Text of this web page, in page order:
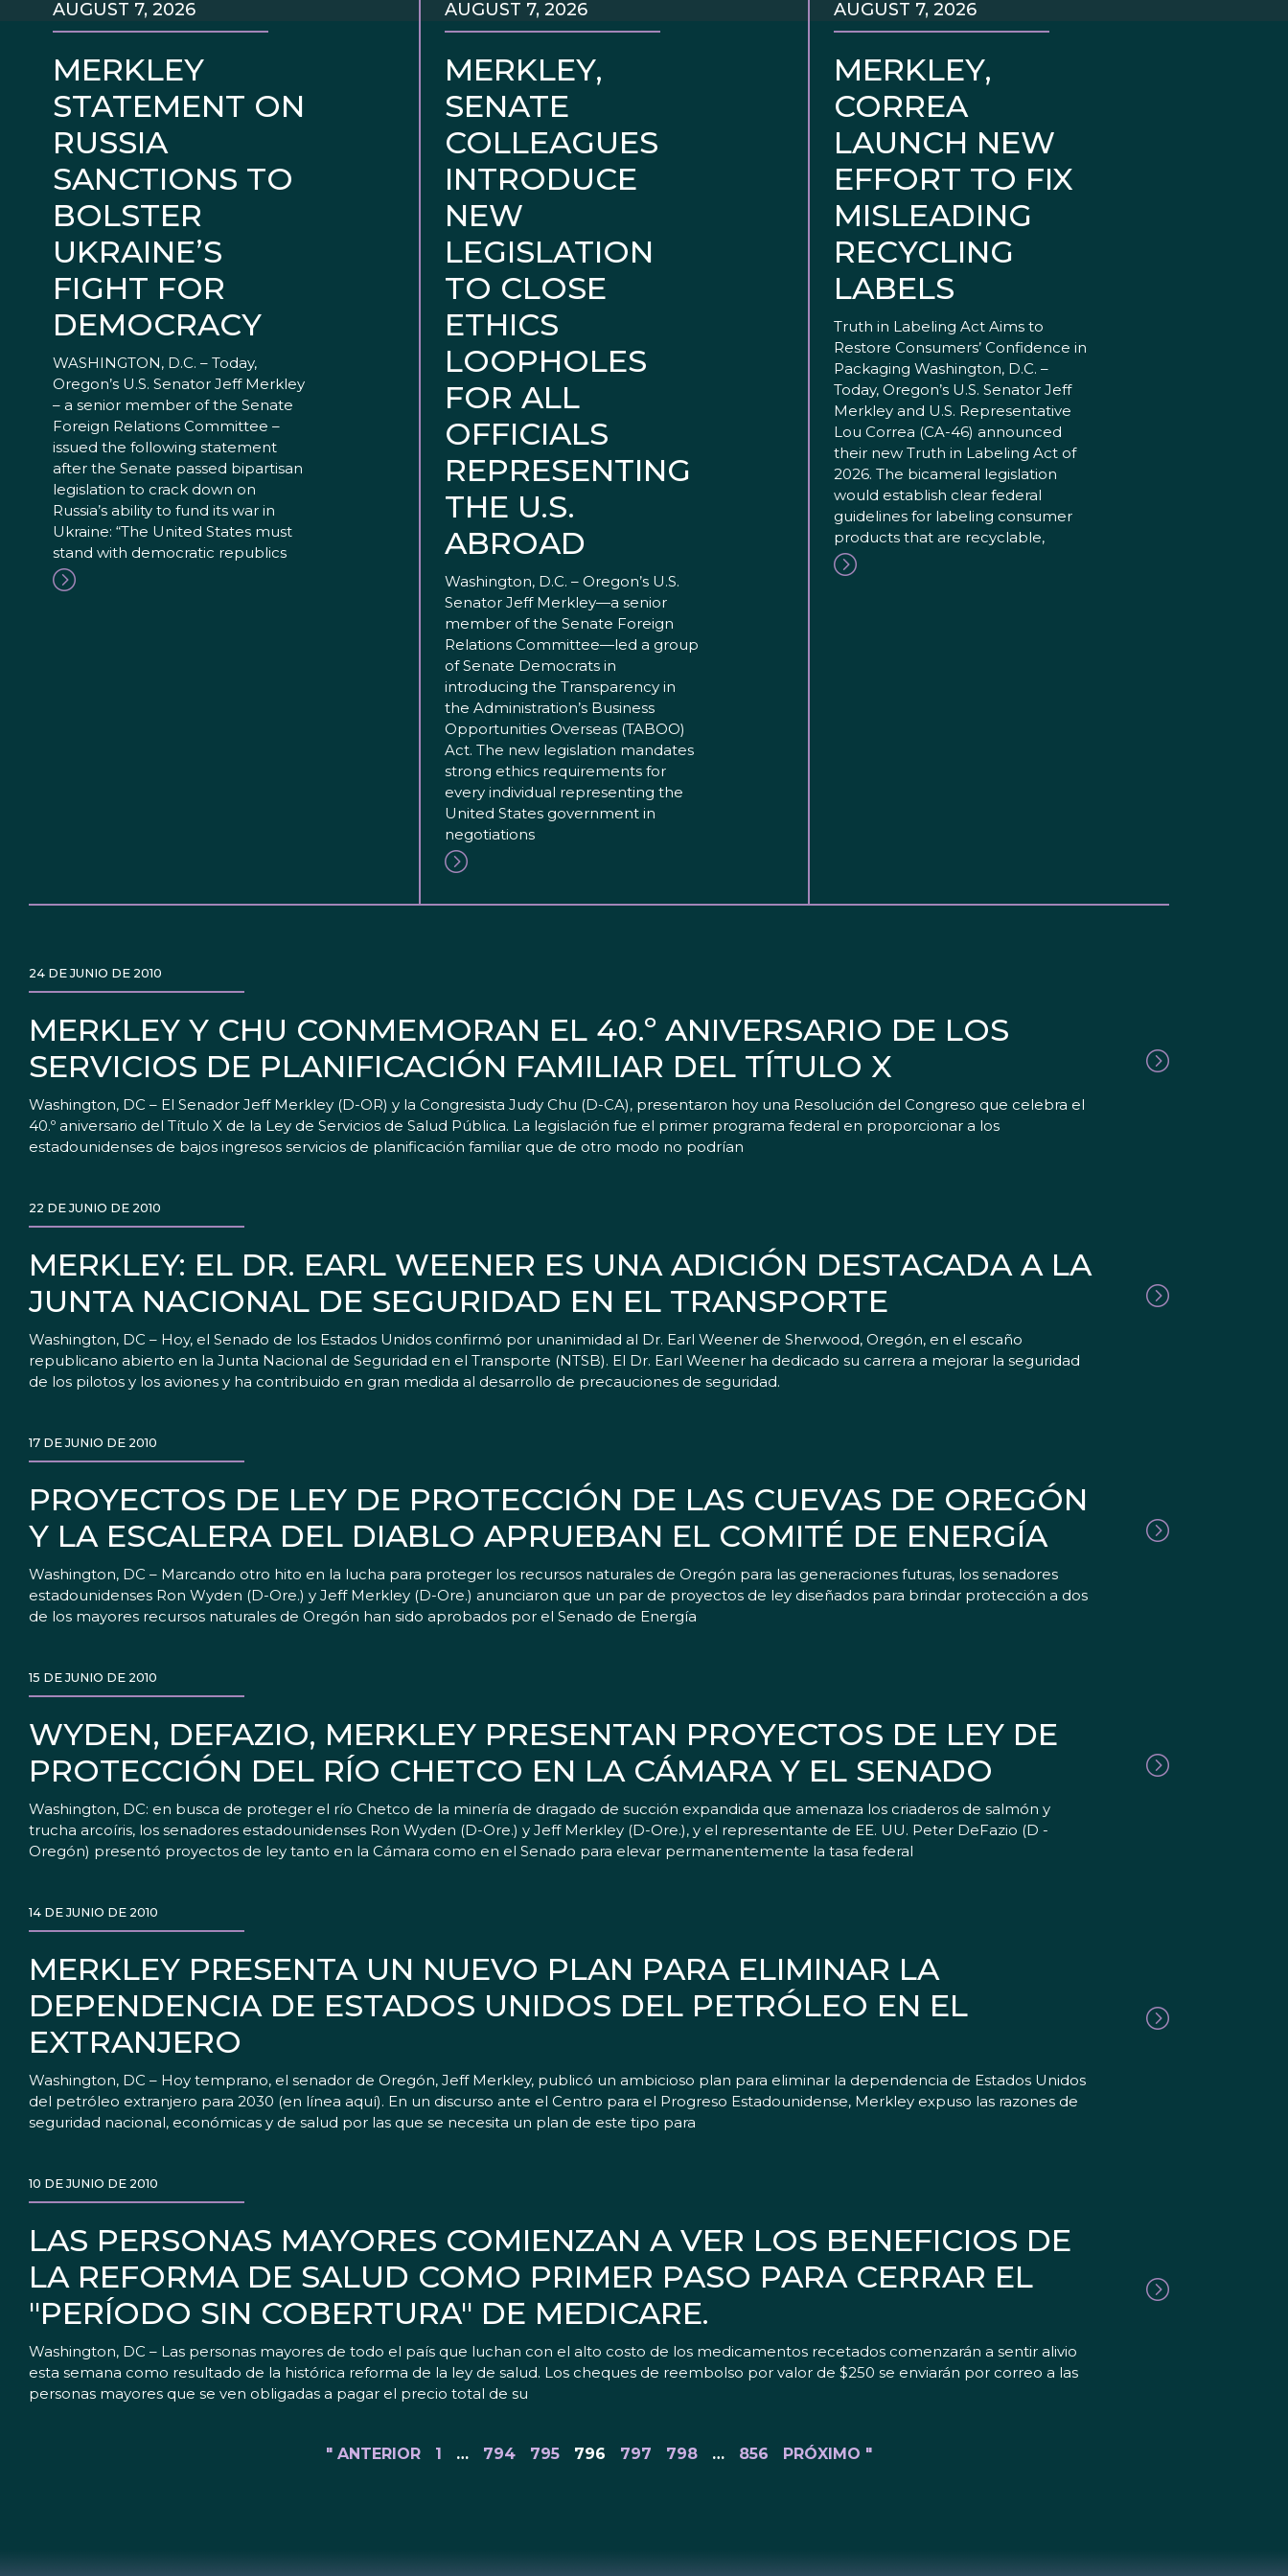
MERKLEY
STATEMENT ON
RUSSIA
SANCTIONS TO
BOLSTER
UKRAINE’S
FIGHT FOR
DEMOCRACY
AUGUST 7, 2026
WASHINGTON, D.C. – Today,
Oregon’s U.S. Senator Jeff Merkley
– a senior member of the Senate
Foreign Relations Committee –
issued the following statement
after the Senate passed bipartisan
legislation to crack down on
Russia’s ability to fund its war in
Ukraine: “The United States must
stand with democratic republics
MERKLEY,
SENATE
COLLEAGUES
INTRODUCE
NEW
LEGISLATION
TO CLOSE
ETHICS
LOOPHOLES
FOR ALL
OFFICIALS
REPRESENTING
THE U.S.
ABROAD
AUGUST 7, 2026
Washington, D.C. – Oregon’s U.S.
Senator Jeff Merkley—a senior
member of the Senate Foreign
Relations Committee—led a group
of Senate Democrats in
introducing the Transparency in
the Administration’s Business
Opportunities Overseas (TABOO)
Act. The new legislation mandates
strong ethics requirements for
every individual representing the
United States government in
negotiations
MERKLEY,
CORREA
LAUNCH NEW
EFFORT TO FIX
MISLEADING
RECYCLING
LABELS
AUGUST 7, 2026
Truth in Labeling Act Aims to
Restore Consumers’ Confidence in
Packaging Washington, D.C. –
Today, Oregon’s U.S. Senator Jeff
Merkley and U.S. Representative
Lou Correa (CA-46) announced
their new Truth in Labeling Act of
2026. The bicameral legislation
would establish clear federal
guidelines for labeling consumer
products that are recyclable,
MERKLEY Y CHU CONMEMORAN EL 40.º ANIVERSARIO DE LOS
SERVICIOS DE PLANIFICACIÓN FAMILIAR DEL TÍTULO X
24 DE JUNIO DE 2010
Washington, DC – El Senador Jeff Merkley (D-OR) y la Congresista Judy Chu (D-CA), presentaron hoy una Resolución del Congreso que celebra el
40.º aniversario del Título X de la Ley de Servicios de Salud Pública. La legislación fue el primer programa federal en proporcionar a los
estadounidenses de bajos ingresos servicios de planificación familiar que de otro modo no podrían
MERKLEY: EL DR. EARL WEENER ES UNA ADICIÓN DESTACADA A LA
JUNTA NACIONAL DE SEGURIDAD EN EL TRANSPORTE
22 DE JUNIO DE 2010
Washington, DC – Hoy, el Senado de los Estados Unidos confirmó por unanimidad al Dr. Earl Weener de Sherwood, Oregón, en el escaño
republicano abierto en la Junta Nacional de Seguridad en el Transporte (NTSB). El Dr. Earl Weener ha dedicado su carrera a mejorar la seguridad
de los pilotos y los aviones y ha contribuido en gran medida al desarrollo de precauciones de seguridad.
PROYECTOS DE LEY DE PROTECCIÓN DE LAS CUEVAS DE OREGÓN
Y LA ESCALERA DEL DIABLO APRUEBAN EL COMITÉ DE ENERGÍA
17 DE JUNIO DE 2010
Washington, DC – Marcando otro hito en la lucha para proteger los recursos naturales de Oregón para las generaciones futuras, los senadores
estadounidenses Ron Wyden (D-Ore.) y Jeff Merkley (D-Ore.) anunciaron que un par de proyectos de ley diseñados para brindar protección a dos
de los mayores recursos naturales de Oregón han sido aprobados por el Senado de Energía
WYDEN, DEFAZIO, MERKLEY PRESENTAN PROYECTOS DE LEY DE
PROTECCIÓN DEL RÍO CHETCO EN LA CÁMARA Y EL SENADO
15 DE JUNIO DE 2010
Washington, DC: en busca de proteger el río Chetco de la minería de dragado de succión expandida que amenaza los criaderos de salmón y
trucha arcoíris, los senadores estadounidenses Ron Wyden (D-Ore.) y Jeff Merkley (D-Ore.), y el representante de EE. UU. Peter DeFazio (D -
Oregón) presentó proyectos de ley tanto en la Cámara como en el Senado para elevar permanentemente la tasa federal
MERKLEY PRESENTA UN NUEVO PLAN PARA ELIMINAR LA
DEPENDENCIA DE ESTADOS UNIDOS DEL PETRÓLEO EN EL
EXTRANJERO
14 DE JUNIO DE 2010
Washington, DC – Hoy temprano, el senador de Oregón, Jeff Merkley, publicó un ambicioso plan para eliminar la dependencia de Estados Unidos
del petróleo extranjero para 2030 (en línea aquí). En un discurso ante el Centro para el Progreso Estadounidense, Merkley expuso las razones de
seguridad nacional, económicas y de salud por las que se necesita un plan de este tipo para
LAS PERSONAS MAYORES COMIENZAN A VER LOS BENEFICIOS DE
LA REFORMA DE SALUD COMO PRIMER PASO PARA CERRAR EL
"PERÍODO SIN COBERTURA" DE MEDICARE.
10 DE JUNIO DE 2010
Washington, DC – Las personas mayores de todo el país que luchan con el alto costo de los medicamentos recetados comenzarán a sentir alivio
esta semana como resultado de la histórica reforma de la ley de salud. Los cheques de reembolso por valor de $250 se enviarán por correo a las
personas mayores que se ven obligadas a pagar el precio total de su
" ANTERIOR 1 … 794 795 796 797 798 … 856 PRÓXIMO "